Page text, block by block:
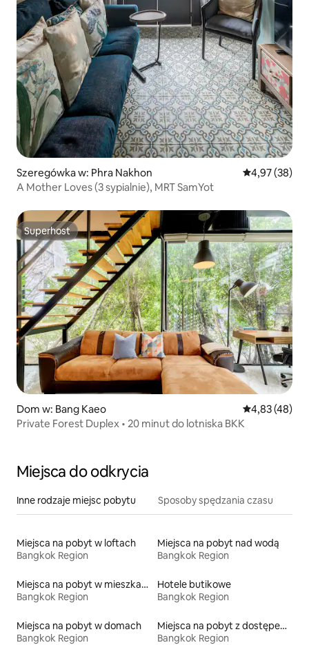
Szeregówka w: Phra Nakhon Średnia
4,97 (38)
A Mother Loves (3 sypialnie), MRT SamYot
Superhost
Superhost
Dom w: Bang Kaeo Średnia
4,83 (48)
Private Forest Duplex • 20 minut do lotniska BKK
Miejsca do odkrycia
Inne rodzaje miejsc pobytu Sposoby spędzania czasu
Miejsca na pobyt w loftach
Bangkok Region
Miejsca na pobyt nad wodą
Bangkok Region
Miejsca na pobyt w mieszkaniach typu condo
Bangkok Region
Hotele butikowe
Bangkok Region
Miejsca na pobyt w domach
Bangkok Region
Miejsca na pobyt z dostępem do jeziora
Bangkok Region